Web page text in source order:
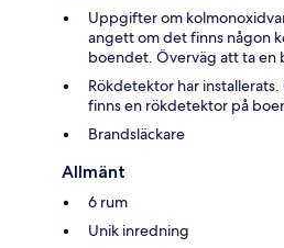
Uppgifter om
angett om det finns någon
boendet. Överväg att ta en
Rökdetektor har
finns en rökdetektor på
Brandsläckare
Allmänt
6 rum
Unik inredning